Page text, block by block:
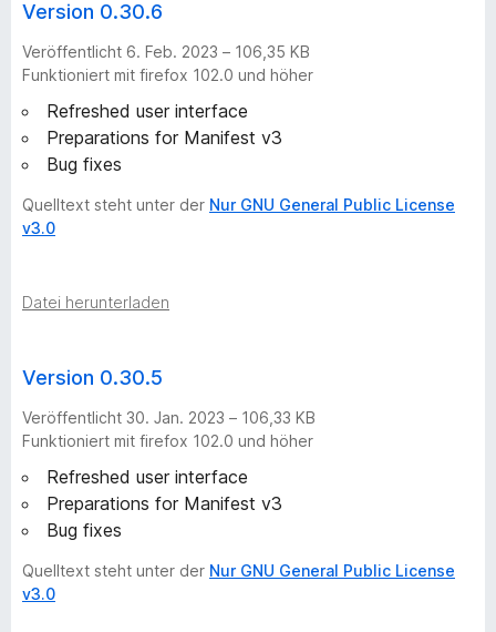
g
e
s
c
i
h
t
e
–
Version 0.30.6
Veröffentlicht 6. Feb. 2023 – 106,35 KB
Funktioniert mit firefox 102.0 und höher
Refreshed user interface
Preparations for Manifest v3
Bug fixes
Quelltext steht unter der Nur GNU General Public License
v3.0
Datei herunterladen
Version 0.30.5
Veröffentlicht 30. Jan. 2023 – 106,33 KB
Funktioniert mit firefox 102.0 und höher
Refreshed user interface
Preparations for Manifest v3
Bug fixes
Quelltext steht unter der Nur GNU General Public License
v3.0